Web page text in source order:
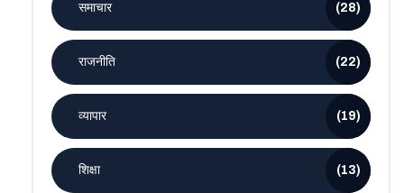
समाचार (28)
राजनीति (22)
व्यापार (19)
शिक्षा (13)